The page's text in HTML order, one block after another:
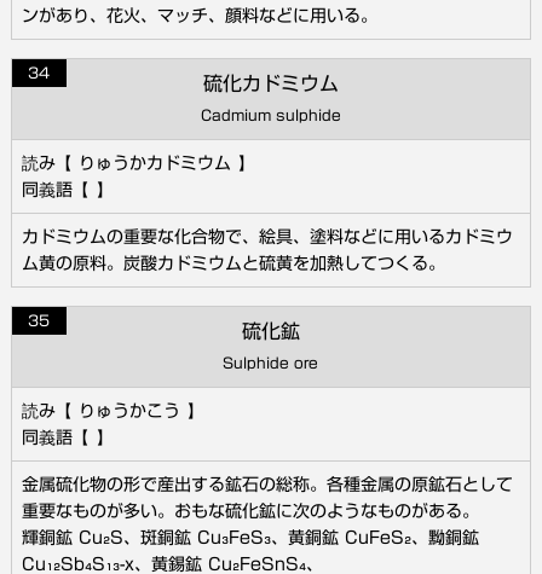
ンがあり、花火、マッチ、顔料などに用いる。
34
硫化カドミウム
Cadmium sulphide
りゅうかカドミウム
カドミウムの重要な化合物で、絵具、塗料などに用いるカドミウ
ム黄の原料。炭酸カドミウムと硫黄を加熱してつくる。
35
硫化鉱
Sulphide ore
りゅうかこう
金属硫化物の形で産出する鉱石の総称。各種金属の原鉱石として
重要なものが多い。おもな硫化鉱に次のようなものがある。
輝銅鉱 Cu₂S、斑銅鉱 Cu₃FeS₃、黄銅鉱 CuFeS₂、黝銅鉱
Cu₁₂Sb₄S₁₃-x、黄錫鉱 Cu₂FeSnS₄、